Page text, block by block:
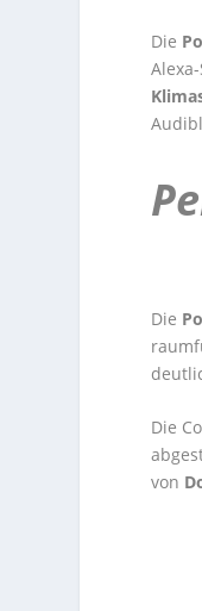
Die
Die
Die
von